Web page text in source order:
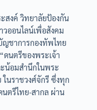
สงค์ วิทยาลัยป้องกัน
ออนไลน์เพื่อสังคม
ญชาการกองทัพไทย
ดนตรีของพระเจ้า
น้อมสำนึกในพระ
นราชวงศ์จักรี ซึ่งทุก
ตรีไทย-สากล ผ่าน